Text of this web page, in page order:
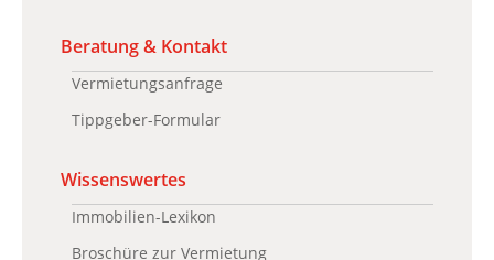
Beratung & Kontakt
Vermietungsanfrage
Tippgeber-Formular
Wissenswertes
Immobilien-Lexikon
Broschüre zur Vermietung